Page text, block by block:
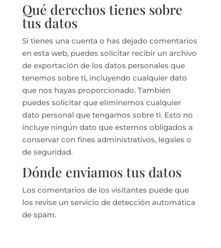
Qué derechos tienes sobre
tus datos
Si tienes una cuenta o has dejado comentarios
en esta web, puedes solicitar recibir un archivo
de exportación de los datos personales que
tenemos sobre ti, incluyendo cualquier dato
que nos hayas proporcionado. También
puedes solicitar que eliminemos cualquier
dato personal que tengamos sobre ti. Esto no
incluye ningún dato que estemos obligados a
conservar con fines administrativos, legales o
de seguridad.
Dónde enviamos tus datos
Los comentarios de los visitantes puede que
los revise un servicio de detección automática
de spam.